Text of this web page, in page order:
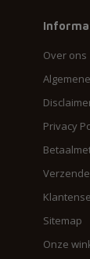
Over ons
Privacy
Sitemap
Onze